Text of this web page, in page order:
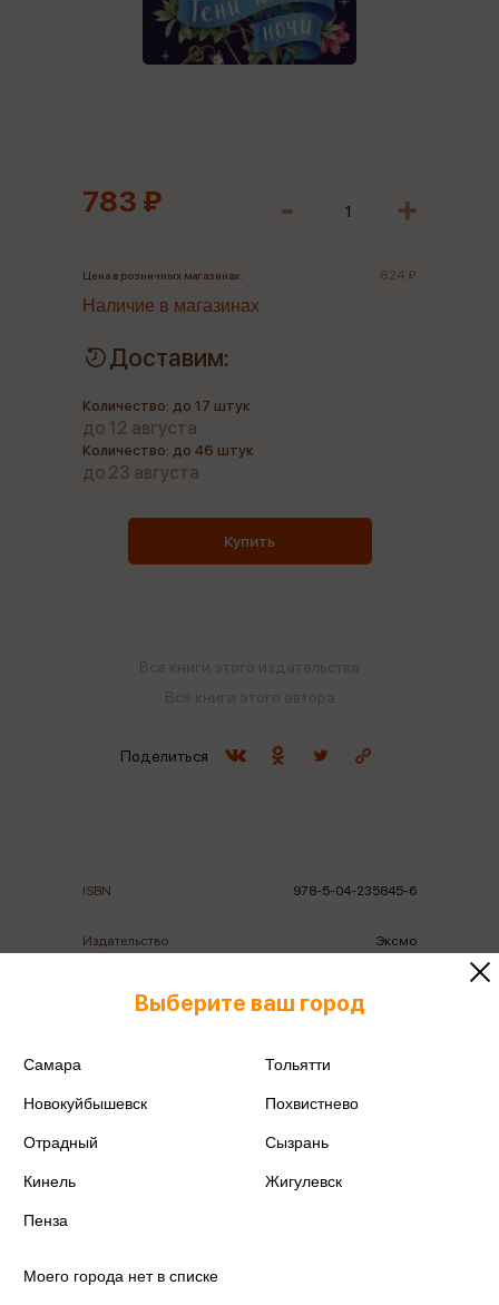
ISBN 978-5-04-235845-6
Издательство Эксмо
Год издания
783 ₽
Цена в розничных магазинах: 824 ₽
Наличие в магазинах
Доставим:
Количество: до 17 штук
до 12 августа
Количество: до 46 штук
до 23 августа
Купить
Поделиться
Выберите ваш город
Самара Тольятти
Новокуйбышевск Похвистнево
Отрадный Сызрань
Кинель Жигулевск
Пенза
Моего города нет в списке